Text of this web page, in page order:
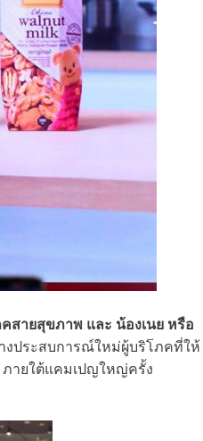
สายสุขภาพ และ น้องเนย หรือ
งประสบการณ์ใหม่ผู้บริโภคที่ให้
ายใต้แคมเปญใหญ่ครั้ง